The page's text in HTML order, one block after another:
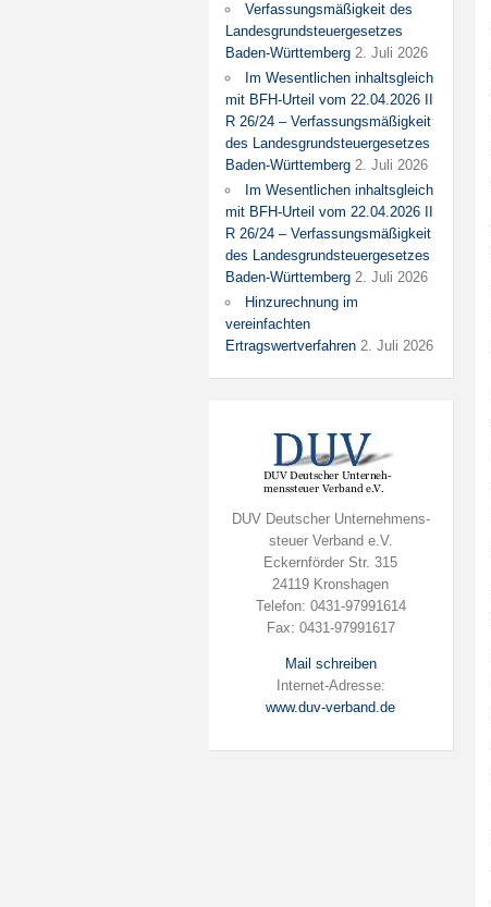
Verfassungsmäßigkeit des
Landesgrundsteuergesetzes
Baden-Württemberg 2. Juli 2026
Im Wesentlichen inhaltsgleich
mit BFH-Urteil vom 22.04.2026 II
R 26/24 – Verfassungsmäßigkeit
des Landesgrundsteuergesetzes
Baden-Württemberg 2. Juli 2026
Im Wesentlichen inhaltsgleich
mit BFH-Urteil vom 22.04.2026 II
R 26/24 – Verfassungsmäßigkeit
des Landesgrundsteuergesetzes
Baden-Württemberg 2. Juli 2026
Hinzurechnung im
vereinfachten
Ertragswertverfahren 2. Juli 2026
DUV Deutscher Unternehmens-
steuer Verband e.V.
Eckernförder Str. 315
24119 Kronshagen
Telefon: 0431-97991614
Fax: 0431-97991617
Mail schreiben
Internet-Adresse:
www.duv-verband.de